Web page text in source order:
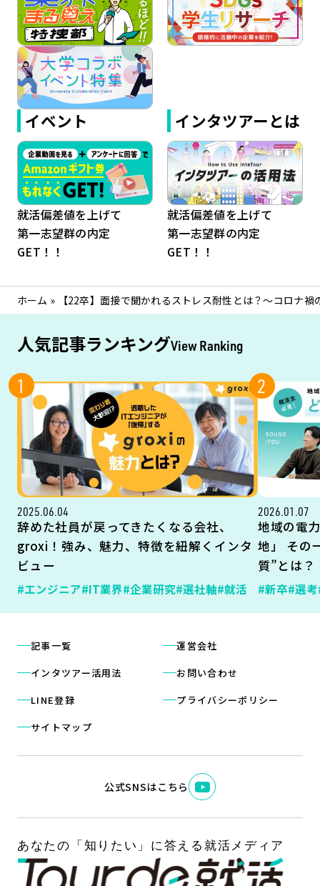
イベント
就活偏差値を上げて
第一志望群の内定
GET！！
インタツアーとは
就活偏差値を上げて
第一志望群の内定
GET！！
ホーム » 【22卒】面接で聞かれるストレス耐性とは？～コロナ禍
人気記事ランキングView Ranking
1
2025.06.04
辞めた社員が戻ってきたくなる会社、
groxi！強み、魅力、特徴を紐解くインタ
ビュー
#エンジニア#IT業界#企業研究#選社軸#就活
2
2026.01.07
地域の電
地」 その
質”とは？
#新卒#選考
記事一覧
インタツアー活用法
LINE登録
サイトマップ
運営会社
お問い合わせ
プライバシーポリシー
公式SNSはこちら